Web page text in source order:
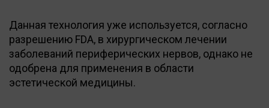
Данная технология уже используется, согласно
разрешению FDA, в хирургическом лечении
заболеваний периферических нервов, однако не
одобрена для применения в области
эстетической медицины.